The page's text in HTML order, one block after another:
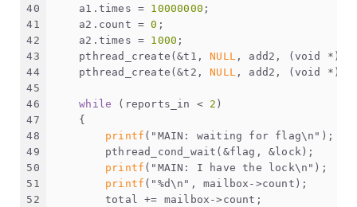
40
41
42
43
44
45
46
47
48
49
50
51
52
    a1.times =
10000000 ;
    a2.count =
0 ;
    a2.times =
1000 ;
    pthread_create(&t1,
NULL, add2, ( void
    pthread_create(&t2,
NULL, add2, ( void
while (reports_in < 2 )
    {
printf ( "MAIN: waiting for flag\n" );
        pthread_cond_wait(&flag, &lock);
printf ( "MAIN: I have the lock\n" );
printf ( "%d\n" , mailbox->count);
        total += mailbox->count;